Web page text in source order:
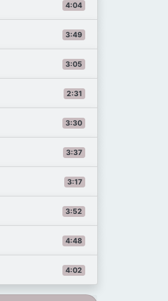
4:04
3:49
3:05
2:31
3:30
3:37
3:17
3:52
4:48
4:02